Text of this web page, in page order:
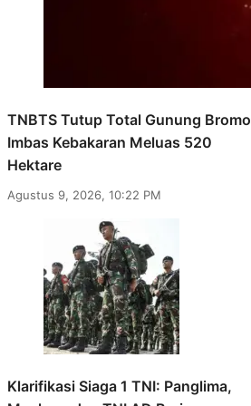
TNBTS Tutup Total Gunung Bromo
Imbas Kebakaran Meluas 520
Hektare
Agustus 9, 2026, 10:22 PM
Klarifikasi Siaga 1 TNI: Panglima,